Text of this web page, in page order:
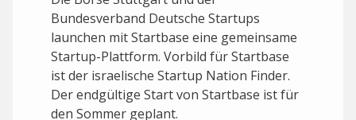
Bundesverband Deutsche Startups
launchen mit Startbase eine gemeinsame
Startup-Plattform. Vorbild für Startbase
ist der israelische Startup Nation Finder.
Der endgültige Start von Startbase ist für
den Sommer geplant.